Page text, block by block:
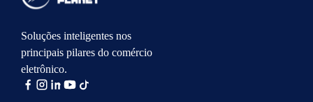
Soluções inteligentes nos
principais pilares do comércio
eletrônico.